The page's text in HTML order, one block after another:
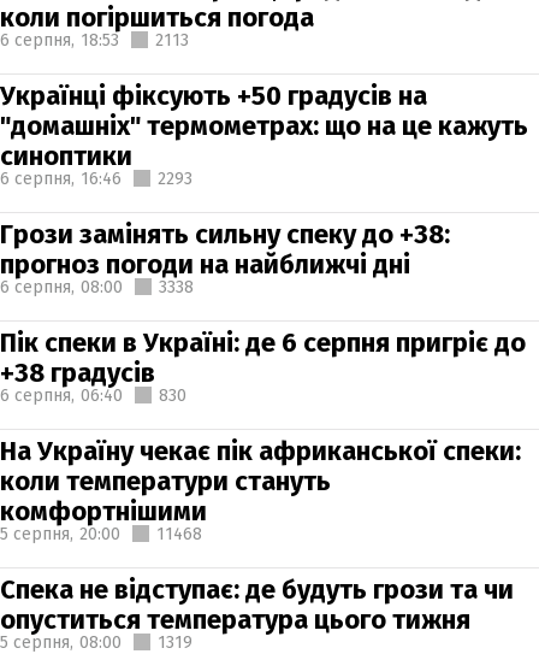
коли погіршиться погода
6 серпня, 18:53 2113
Українці фіксують +50 градусів на
"домашніх" термометрах: що на це кажуть
синоптики
6 серпня, 16:46 2293
Грози замінять сильну спеку до +38:
прогноз погоди на найближчі дні
6 серпня, 08:00 3338
Пік спеки в Україні: де 6 серпня пригріє до
+38 градусів
6 серпня, 06:40 830
На Україну чекає пік африканської спеки:
коли температури стануть
комфортнішими
5 серпня, 20:00 11468
Спека не відступає: де будуть грози та чи
опуститься температура цього тижня
5 серпня, 08:00 1319